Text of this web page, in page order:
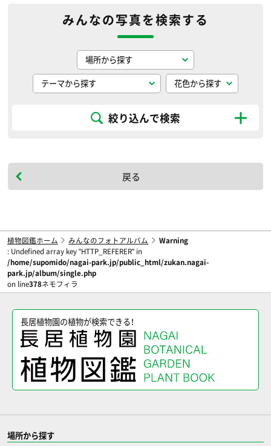
みんなの写真を検索する
絞り込んで検索
戻る
植物図鑑ホーム みんなのフォトアルバム
Warning
: Undefined array key "HTTP_REFERER" in
/home/supomido/nagai-park.jp/public_html/zukan.nagai-
park.jp/album/single.php
on line378ネモフィラ
長居植物園の植物が検索できる！
場所から探す